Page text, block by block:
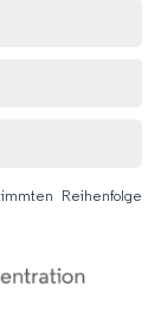
Reihenfolge